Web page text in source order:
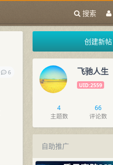
搜索
6
创建新帖
飞驰人生
UID:2559
4
主题数
66
评论数
自助推广